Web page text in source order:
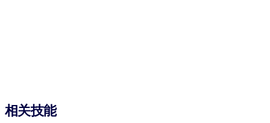
相关技能